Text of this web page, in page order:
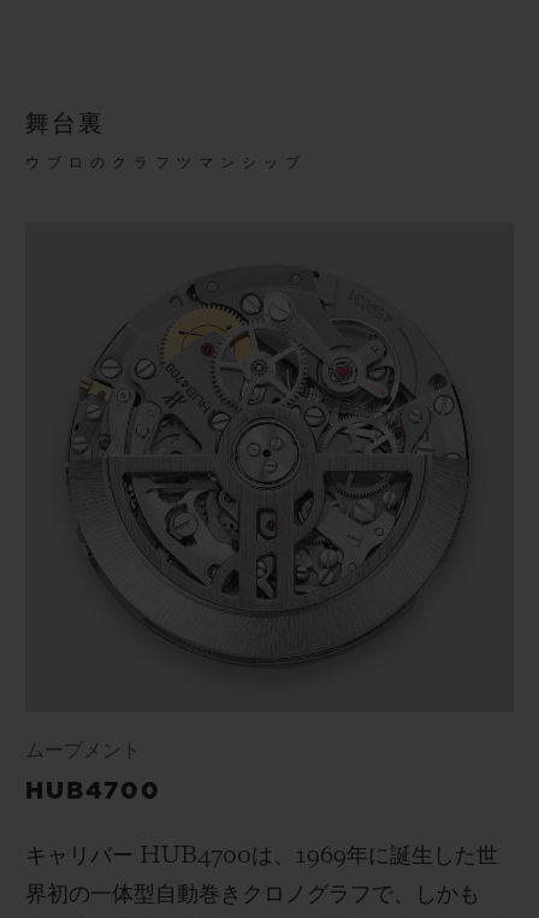
舞台裏
ウブロのクラフツマンシップ
ムーブメント
HUB4700
キャリバー HUB4700は、 1969年に誕生した世
界初の一体型自動巻きクロノグラフで、しかも